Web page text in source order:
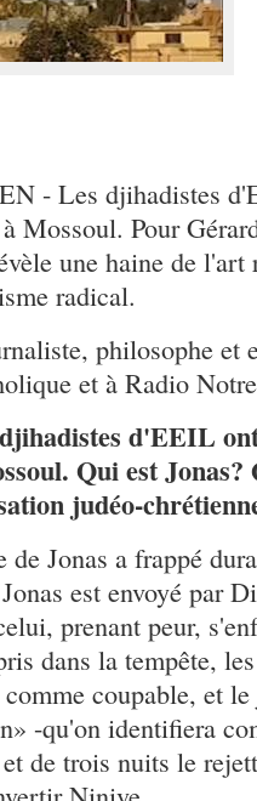
- Les djihadistes
Mossoul. Pour
une haine de
radical.
philosophe et
et à Radio
d'EEIL
Qui est Jonas?
judéo-
Jonas a frappé
est envoyé par
prenant peur,
dans la tempête,
coupable, et
-qu'on identifiera
de trois nuits le